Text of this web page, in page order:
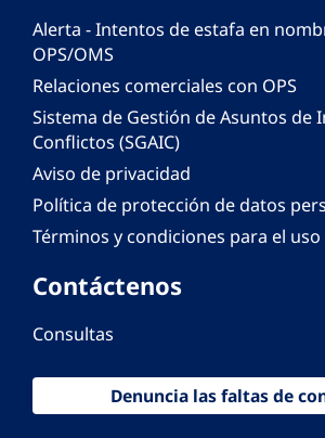
Alerta - Intentos de estafa en
OPS/OMS
Relaciones comerciales con OPS
Sistema de Gestión de Asuntos de
Conflictos (SGAIC)
Aviso de privacidad
Política de protección de datos
Términos y condiciones para el
Contáctenos
Consultas
Denuncia las faltas de